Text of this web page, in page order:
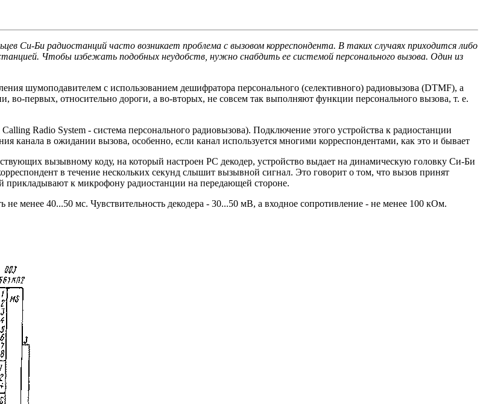
Си-Би радиостанций часто возникает проблема с вызовом корреспондента. В таких случаях приходится либо
Чтобы избежать подобных неудобств, нужно снабдить ее системой персонального вызова. Один из
шумоподавителем с использованием дешифратора персонального (селективного) радиовызова (DTMF), а
первых, относительно дороги, а во-вторых, не совсем так выполняют функции персонального вызова, т. е.
Radio System - система персонального радиовызова). Подключение этого устройства к радиостанции
канала в ожидании вызова, особенно, если канал используется многими корреспондентами, как это и бывает
вызывному коду, на который настроен PC декодер, устройство выдает на динамическую головку Си-Би
в течение нескольких секунд слышит вызывной сигнал. Это говорит о том, что вызов принят
к микрофону радиостанции на передающей стороне.
менее 40...50 мс. Чувствительность декодера - 30...50 мВ, а входное сопротивление - не менее 100 кОм.